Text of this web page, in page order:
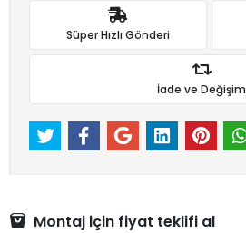
Süper Hızlı Gönderi
İade ve Değişim
Montaj için fiyat teklifi al